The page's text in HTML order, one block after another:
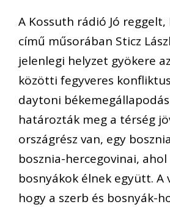
A Kossuth rádió Jó reggelt,
című műsorában Sticz
jelenlegi helyzet gyökere
közötti fegyveres
daytoni
határozták meg a térség
országrész van, egy
bosznia-hercegovinai,
bosnyákok élnek együtt. A
hogy a szerb és bosnyák-